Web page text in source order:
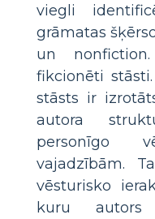
viegli
grāmatas
un
fikcionēti
stāsts ir
autora
personīgo
vajadzībām.
vēsturisko
kuru